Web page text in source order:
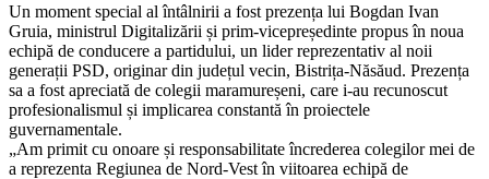
Un moment special al întâlnirii a fost prezența lui Bogdan Ivan
Gruia, ministrul Digitalizării și prim-vicepreședinte propus în noua
echipă de conducere a partidului, un lider reprezentativ al noii
generații PSD, originar din județul vecin, Bistrița-Năsăud. Prezența
sa a fost apreciată de colegii maramureșeni, care i-au recunoscut
profesionalismul și implicarea constantă în proiectele
guvernamentale.
„Am primit cu onoare și responsabilitate încrederea colegilor mei de
a reprezenta Regiunea de Nord-Vest în viitoarea echipă de